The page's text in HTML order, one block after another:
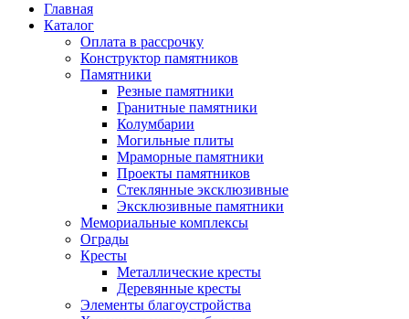
Главная
Каталог
Оплата в рассрочку
Конструктор памятников
Памятники
Резные памятники
Гранитные памятники
Колумбарии
Могильные плиты
Мраморные памятники
Проекты памятников
Стеклянные эксклюзивные
Эксклюзивные памятники
Мемориальные комплексы
Ограды
Кресты
Металлические кресты
Деревянные кресты
Элементы благоустройства